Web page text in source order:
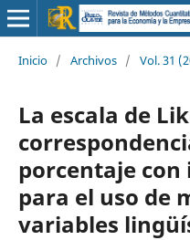
Inicio / Archivos / Vol. 31
La escala de
porcentaje con
para el uso de
variables